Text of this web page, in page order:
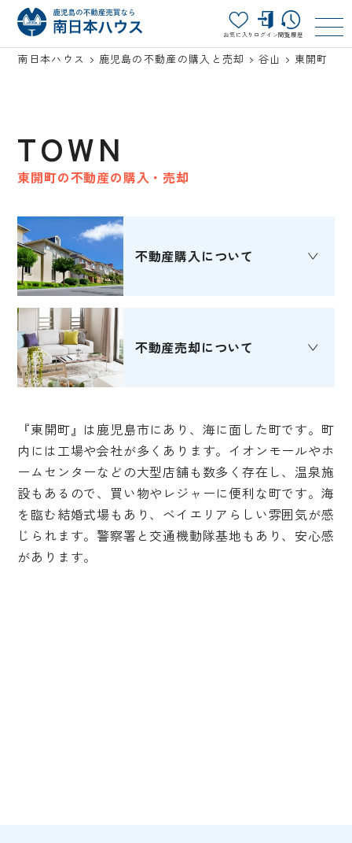
お気に入り ログイン閲覧履歴
南日本ハウス 鹿児島の不動産の購入と売却 谷山 東開町
TOWN
東開町の不動産の購入・売却
不動産購入について
不動産売却について
『東開町』は鹿児島市にあり、海に面した町です。町
内には工場や会社が多くあります。イオンモールやホ
ームセンターなどの大型店舗も数多く存在し、温泉施
設もあるので、買い物やレジャーに便利な町です。海
を臨む結婚式場もあり、ベイエリアらしい雰囲気が感
じられます。警察署と交通機動隊基地もあり、安心感
があります。